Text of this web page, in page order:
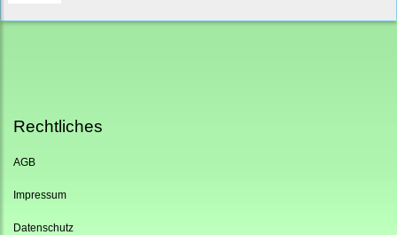
Rechtliches
AGB
Impressum
Datenschutz